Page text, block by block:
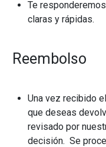
Te
claras y rápidas.
Reembolso
Una vez recibido
que deseas
revisado por
decisión. Se